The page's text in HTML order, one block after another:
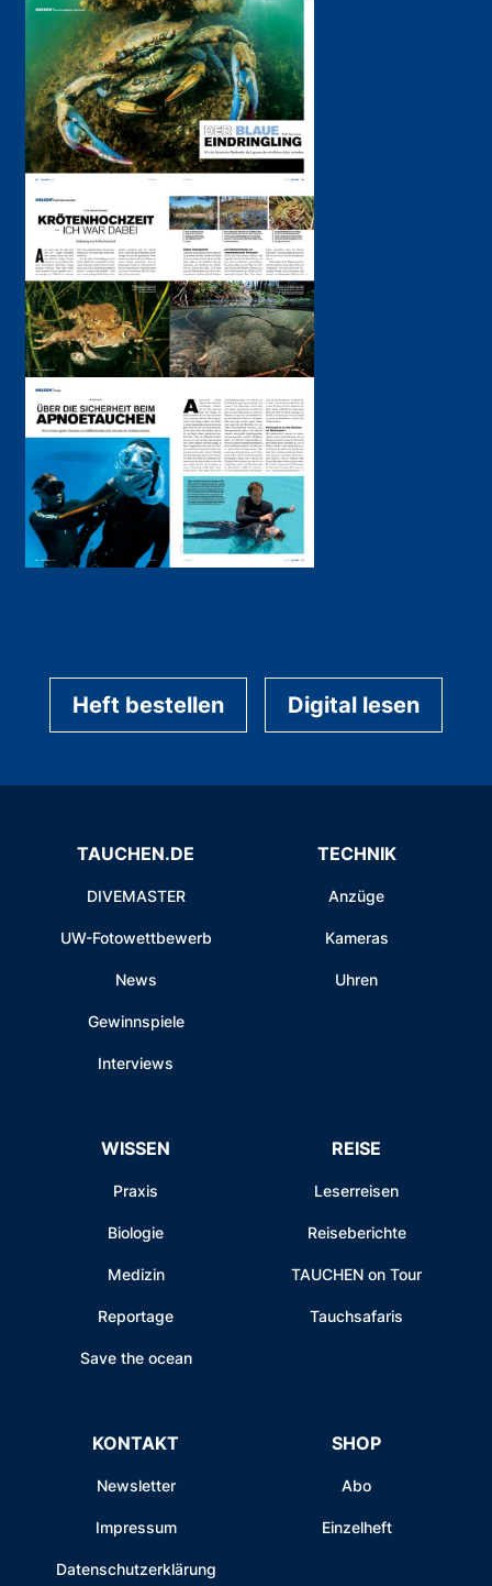
Heft bestellen Digital lesen
TAUCHEN.DE
DIVEMASTER
UW-Fotowettbewerb
News
Gewinnspiele
Interviews
TECHNIK
Anzüge
Kameras
Uhren
WISSEN
Praxis
Biologie
Medizin
Reportage
Save the ocean
REISE
Leserreisen
Reiseberichte
TAUCHEN on Tour
Tauchsafaris
KONTAKT
Newsletter
Impressum
Datenschutzerklärung
SHOP
Abo
Einzelheft